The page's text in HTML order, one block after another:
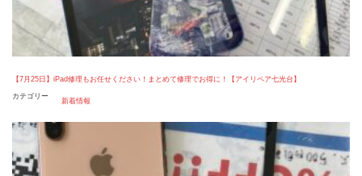
【7月25日】iPad修理もお任せください！まとめて修理でお得に！【アイリペア七光台】
カテゴリー
新着情報